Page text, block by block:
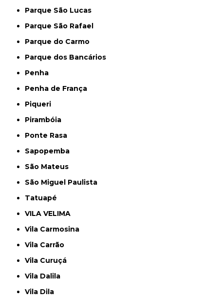
Parque São Lucas
Parque São Rafael
Parque do Carmo
Parque dos Bancários
Penha
Penha de França
Piqueri
Pirambóia
Ponte Rasa
Sapopemba
São Mateus
São Miguel Paulista
Tatuapé
VILA VELIMA
Vila Carmosina
Vila Carrão
Vila Curuçá
Vila Dalila
Vila Dila